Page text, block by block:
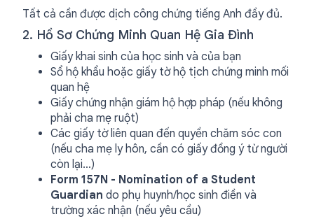
Tất cả cần được dịch công chứng tiếng Anh đầy đủ.
2. Hồ Sơ Chứng Minh Quan Hệ Gia Đình
Giấy khai sinh của học sinh và của bạn
Sổ hộ khẩu hoặc giấy tờ hộ tịch chứng minh mối
quan hệ
Giấy chứng nhận giám hộ hợp pháp (nếu không
phải cha mẹ ruột)
Các giấy tờ liên quan đến quyền chăm sóc con
(nếu cha mẹ ly hôn, cần có giấy đồng ý từ người
còn lại…)
Form 157N - Nomination of a Student
Guardian do phụ huynh/học sinh điền và
trường xác nhận (nếu yêu cầu)